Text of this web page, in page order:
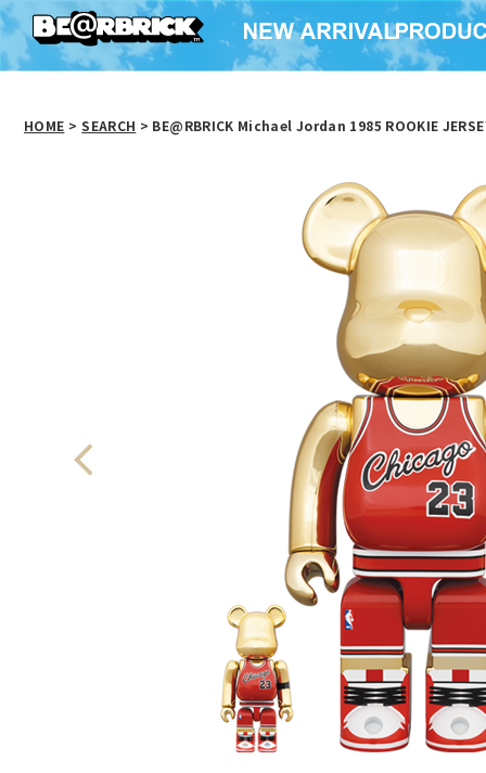
HOME > SEARCH > BE@RBRICK Michael Jordan 1985 ROOKIE